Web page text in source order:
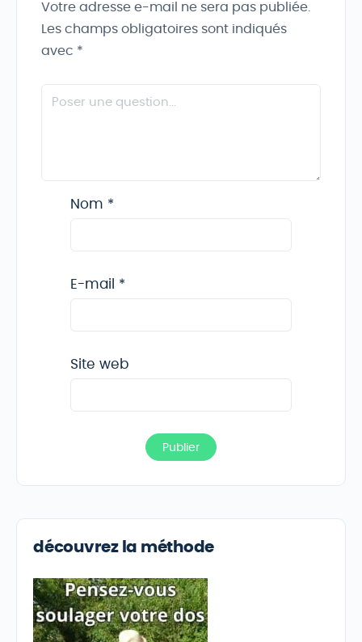
Votre adresse e-mail ne sera pas publiée.
Les champs obligatoires sont indiqués
avec *
Nom *
E-mail *
Site web
découvrez la méthode